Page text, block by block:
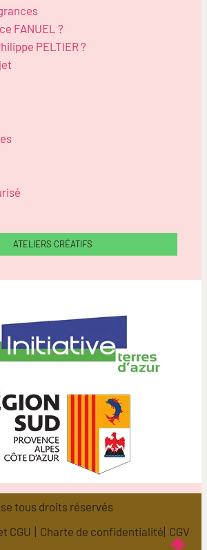
FANUEL ?
PELTIER ?
ATELIERS CRÉATIFS
tous droits réservés
CGU | Charte de confidentialité| CGV